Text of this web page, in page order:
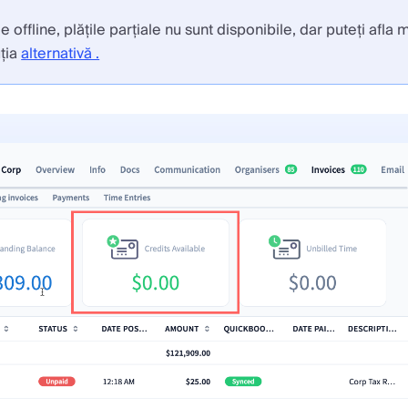
offline, plățile parțiale nu sunt disponibile, dar puteți afla
alternativă .